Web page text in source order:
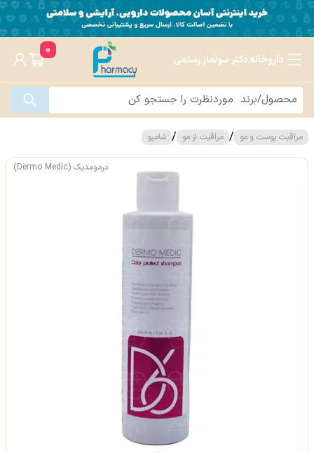
داروخانه دکتر سولماز رستمی
0
مراقبت پوست و مو / مراقبت از مو / شامپو
درمومدیک (Dermo Medic)